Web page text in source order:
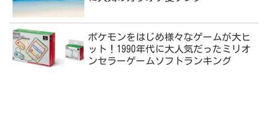
ポケモンをはじめ様々なゲームが大ヒ
ット！1990年代に大人気だったミリオ
ンセラーゲームソフトランキング